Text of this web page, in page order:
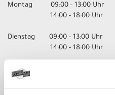
Montag 09:00 - 13:00 Uhr
14:00 - 18:00 Uhr
Dienstag 09:00 - 13:00 Uhr
14:00 - 18:00 Uhr
Mittwoch 09:00 - 13:00 Uhr
Donnerstag 09:00 - 13:00 Uhr